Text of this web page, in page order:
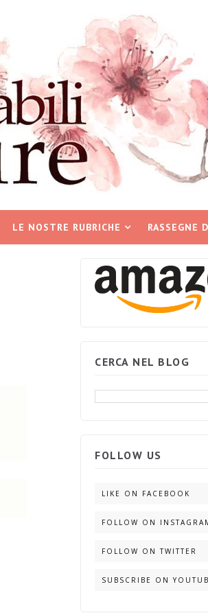
LE NOSTRE RUBRICHE RASSEGNE
CERCA NEL BLOG
FOLLOW US
LIKE ON FACEBOOK
FOLLOW ON
FOLLOW ON TWITTER
SUBSCRIBE ON